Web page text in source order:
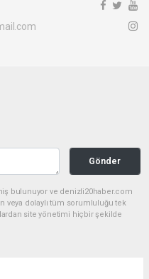
Gönder
bulunuyor ve denizli20haber.com
veya dolaylı tüm sorumluluğu tek
site yönetimi hiçbir şekilde